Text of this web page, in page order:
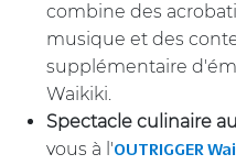
combine des
musique et des
supplémentaire
Waikiki.
Spectacle culinaire
vous à l'OUTRIGGER